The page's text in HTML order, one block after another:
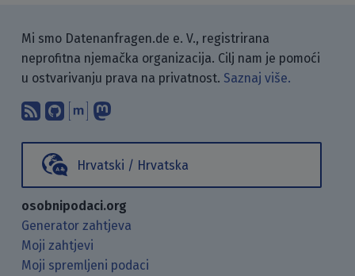
Mi smo Datenanfragen.de e. V., registrirana
neprofitna njemačka organizacija. Cilj nam je pomoći
u ostvarivanju prava na privatnost. Saznaj više.
Pretplati se na naš blog koristeći
Pronađi nas na GitHubu.
Raspravljaj s nama putem
Hrvatski / Hrvatska
osobnipodaci.org
Generator zahtjeva
Moji zahtjevi
Moji spremljeni podaci